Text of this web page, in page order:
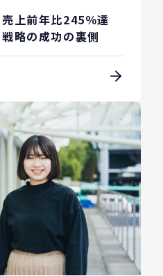
上前年比245％達
略の成功の裏側